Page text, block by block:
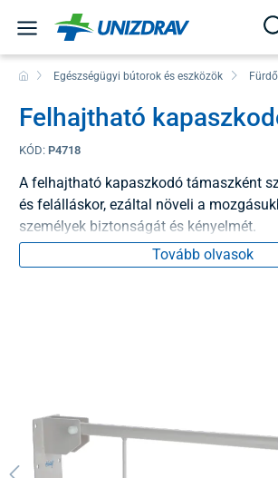
Egészségügyi bútorok és eszközök
Felhajtható
KÓD: P4718
A felhajtható kapaszkodó támaszként
és felálláskor, ezáltal növeli a
személyek biztonságát és kényelmét.
Tovább olvasok